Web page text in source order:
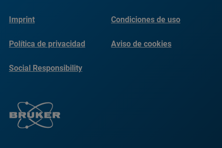
Imprint Condiciones de uso
Política de privacidad Aviso de cookies
Social Responsibility